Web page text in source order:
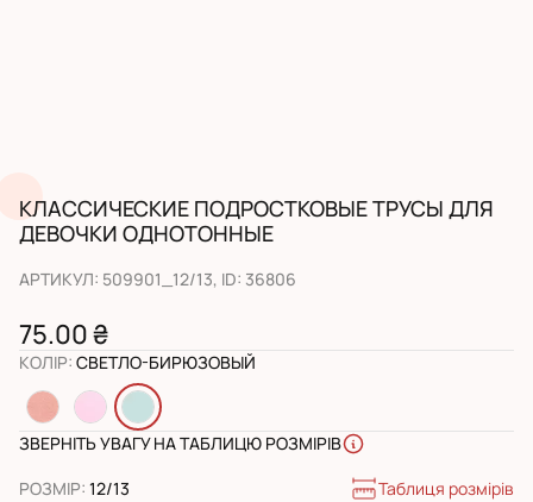
КЛАССИЧЕСКИЕ ПОДРОСТКОВЫЕ ТРУСЫ ДЛЯ
ДЕВОЧКИ ОДНОТОННЫЕ
АРТИКУЛ: 509901_12/13, ID: 36806
75.00 ₴
КОЛІР: СВЕТЛО-БИРЮЗОВЫЙ
ЗВЕРНІТЬ УВАГУ НА ТАБЛИЦЮ РОЗМІРІВ
РОЗМІР: 12/13 Таблиця розмірів